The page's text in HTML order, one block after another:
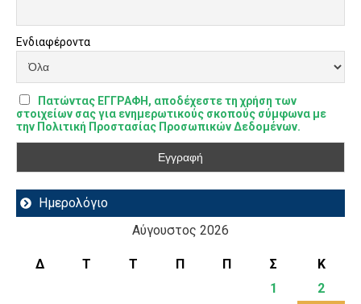
Ενδιαφέροντα
Πατώντας ΕΓΓΡΑΦΗ, αποδέχεστε τη χρήση των
στοιχείων σας για ενημερωτικούς σκοπούς σύμφωνα με
την Πολιτική Προστασίας Προσωπικών Δεδομένων.
Ημερολόγιο
Αύγουστος 2026
Δ Τ Τ Π Π Σ
Κ
1
2